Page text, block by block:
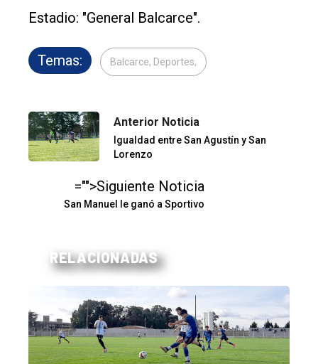
Estadio: "General Balcarce".
Temas: Balcarce, Deportes,
Anterior Noticia
Igualdad entre San Agustín y San
Lorenzo
="">Siguiente Noticia
San Manuel le ganó a Sportivo
RELACIONADAS